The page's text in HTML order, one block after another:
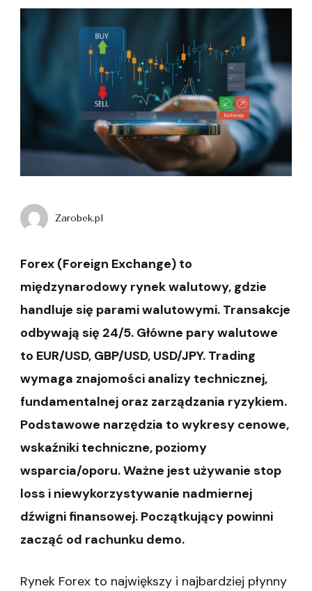
Zarobek.pl
Forex (Foreign Exchange) to
międzynarodowy rynek walutowy, gdzie
handluje się parami walutowymi. Transakcje
odbywają się 24/5. Główne pary walutowe
to EUR/USD, GBP/USD, USD/JPY. Trading
wymaga znajomości analizy technicznej,
fundamentalnej oraz zarządzania ryzykiem.
Podstawowe narzędzia to wykresy cenowe,
wskaźniki techniczne, poziomy
wsparcia/oporu. Ważne jest używanie stop
loss i niewykorzystywanie nadmiernej
dźwigni finansowej. Początkujący powinni
zacząć od rachunku demo.
Rynek Forex to największy i najbardziej płynny